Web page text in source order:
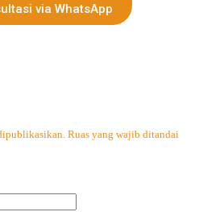
via WhatsApp
Ruas yang wajib ditandai